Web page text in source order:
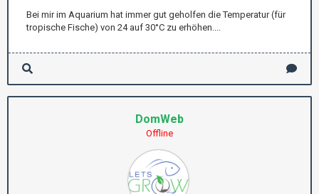
Bei mir im Aquarium hat immer gut geholfen die Temperatur (für
tropische Fische) von 24 auf 30°C zu erhöhen....
DomWeb
Offline